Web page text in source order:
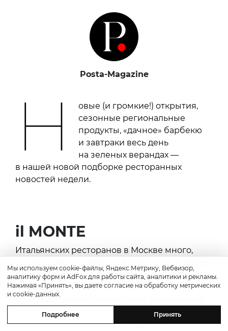
Posta-Magazine
Н
овые (и громкие!) открытия,
сезонные региональные
продукты, «дачное» барбекю
и завтраки весь день
на зеленых верандах —
в нашей новой подборке ресторанных
новостей недели.
il MONTE
Итальянских ресторанов в Москве много,
появился еще один: il Monte — новый проект
АгаларовРест и бренд-шефа Кирилла
Бергера. В основе кухни лежат впечатления
от поездок команды по регионам Италии —
от семейных тратторий до крупных
Мы используем cookie-файлы, Яндекс.Метрику, Вебвизор,
аналитику форм и AdFox для работы сайта, аналитики и рекламы.
Нажимая «Принять», вы даете согласие на обработку метрических
и cookie-данных.
Подробнее Принять